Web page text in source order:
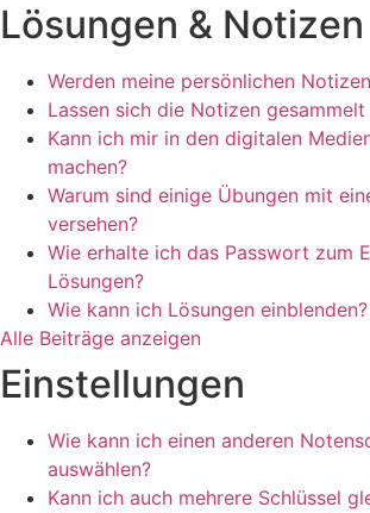
Lösungen & Notizen
Werden meine persönlichen
Lassen sich die Notizen gesammelt
Kann ich mir in den digitalen
machen?
Warum sind einige Übungen mit
versehen?
Wie erhalte ich das Passwort zum
Lösungen?
Wie kann ich Lösungen einblenden?
Alle Beiträge anzeigen
Einstellungen
Wie kann ich einen anderen
auswählen?
Kann ich auch mehrere Schlüssel